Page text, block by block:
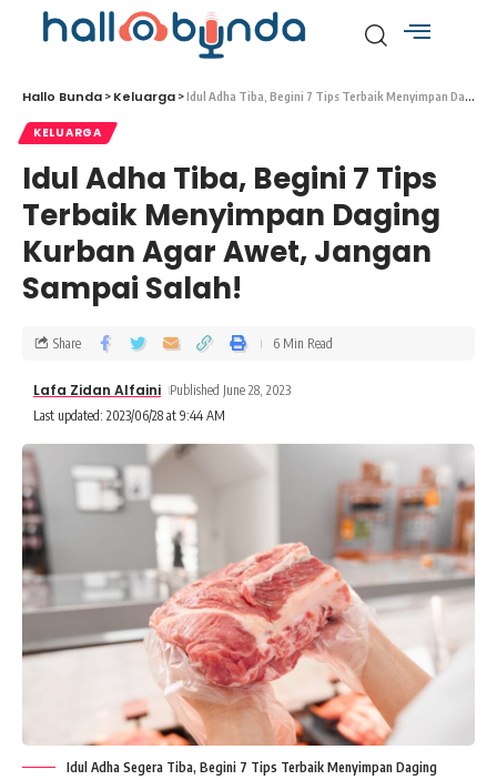
Hallo Bunda > Keluarga >Idul Adha Tiba, Begini 7 Tips Terbaik Menyimpan Daging Kurban Agar Awet, Jangan Sampai Salah!
KELUARGA
Idul Adha Tiba, Begini 7 Tips
Terbaik Menyimpan Daging
Kurban Agar Awet, Jangan
Sampai Salah!
Last updated: 2023/06/28 at 9:44 AM
Lafa Zidan Alfaini Published June 28, 2023
Share 6 Min Read
Idul Adha Segera Tiba, Begini 7 Tips Terbaik Menyimpan Daging